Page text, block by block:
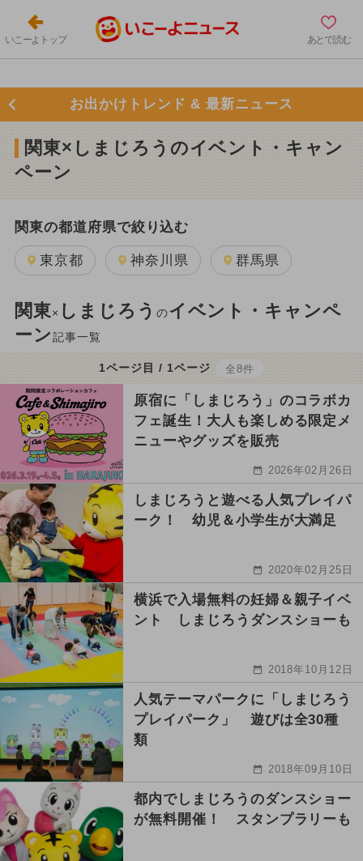
いこーよトップ あとで読む
お出かけトレンド & 最新ニュース
関東×しまじろうのイベント・キャン
ペーン
関東の都道府県で絞り込む
東京都 神奈川県 群馬県
関東× しまじろう のイベント・キャンペ
ーン記事一覧
1ページ目 / 1ページ 全8件
原宿に「しまじろう」のコラボカ
フェ誕生！大人も楽しめる限定メ
ニューやグッズを販売
2026年02月26日
しまじろうと遊べる人気プレイパ
ーク！ 幼児＆小学生が大満足
2020年02月25日
横浜で入場無料の妊婦＆親子イベ
ント しまじろうダンスショーも
2018年10月12日
人気テーマパークに「しまじろう
プレイパーク」 遊びは全30種
類
2018年09月10日
都内でしまじろうのダンスショー
が無料開催！ スタンプラリーも